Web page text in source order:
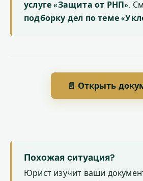
услуге «Защита от РНП».
подборку дел по теме
📄 Открыть
Похожая ситуация?
Юрист изучит ваши